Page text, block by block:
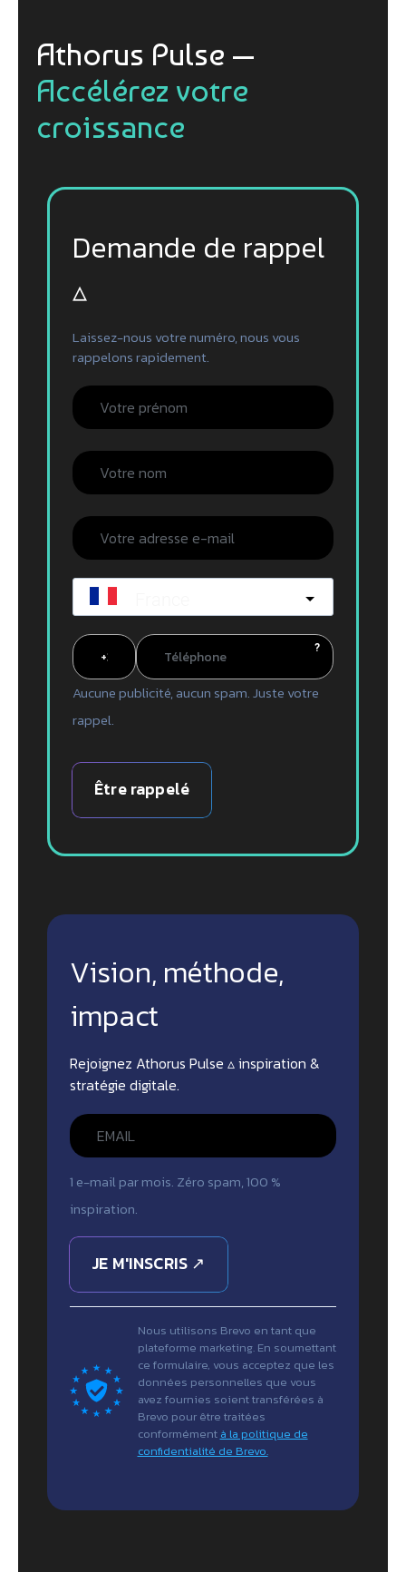
Athorus Pulse —
Accélérez votre
croissance
Demande de rappel
▵
Laissez-nous votre numéro, nous vous
rappelons rapidement.
?
Aucune publicité, aucun spam. Juste votre
rappel.
Être rappelé
Vision, méthode,
impact
Rejoignez Athorus Pulse ▵ inspiration &
stratégie digitale.
1 e-mail par mois. Zéro spam, 100 %
inspiration.
JE M'INSCRIS ↗
Nous utilisons Brevo en tant que
plateforme marketing. En soumettant
ce formulaire, vous acceptez que les
données personnelles que vous
avez fournies soient transférées à
Brevo pour être traitées
conformément à la politique de
confidentialité de Brevo.